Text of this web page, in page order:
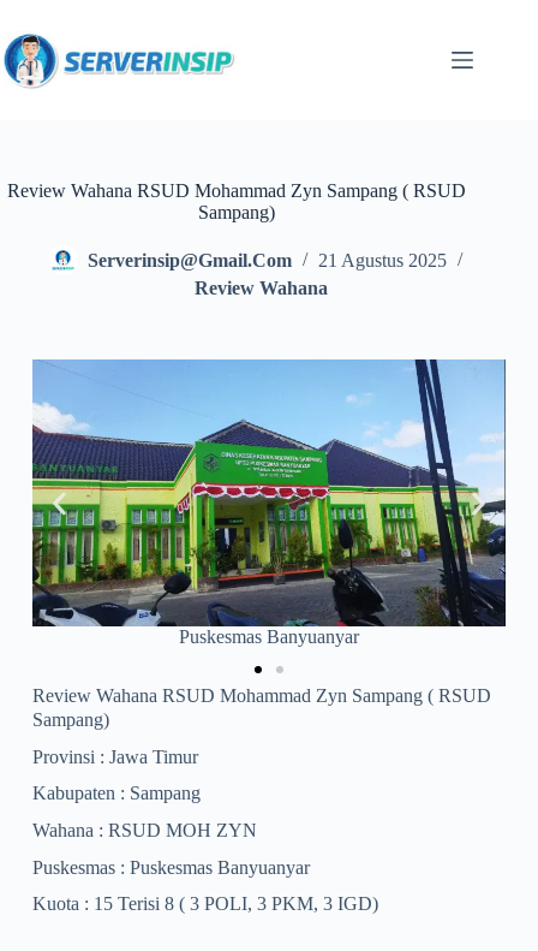
Review Wahana RSUD Mohammad Zyn Sampang ( RSUD
Sampang)
Serverinsip@gmail.com
21 Agustus 2025
Review Wahana
RSUD MOH ZYN
Review Wahana RSUD Mohammad Zyn Sampang ( RSUD
Sampang)
Provinsi : Jawa Timur
Kabupaten : Sampang
Wahana : RSUD MOH ZYN
Puskesmas : Puskesmas Banyuanyar
Kuota : 15 Terisi 8 ( 3 POLI, 3 PKM, 3 IGD)